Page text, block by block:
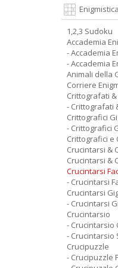
Digitale
1.50 €
Enigmistica
1,2,3 Sudoku
Accademia
- Accademia
- Accademia
Animali della
Corriere
Crittografati
- Crittografati
Crittografici
- Crittografici
Crittografici e
Crucintarsi &
Crucintarsi &
Crucintarsi
- Crucintarsi
Crucintarsi
- Crucintarsi
Crucintarsio
- Crucintarsio
- Crucintarsio
Crucipuzzle
- Crucipuzzle